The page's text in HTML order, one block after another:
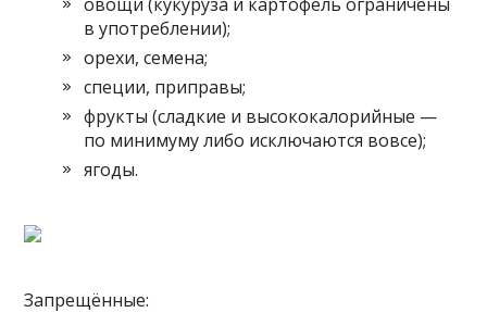
в употреблении);
орехи, семена;
специи, приправы;
фрукты (сладкие и высококалорийные —
по минимуму либо исключаются вовсе);
ягоды.
Запрещённые: